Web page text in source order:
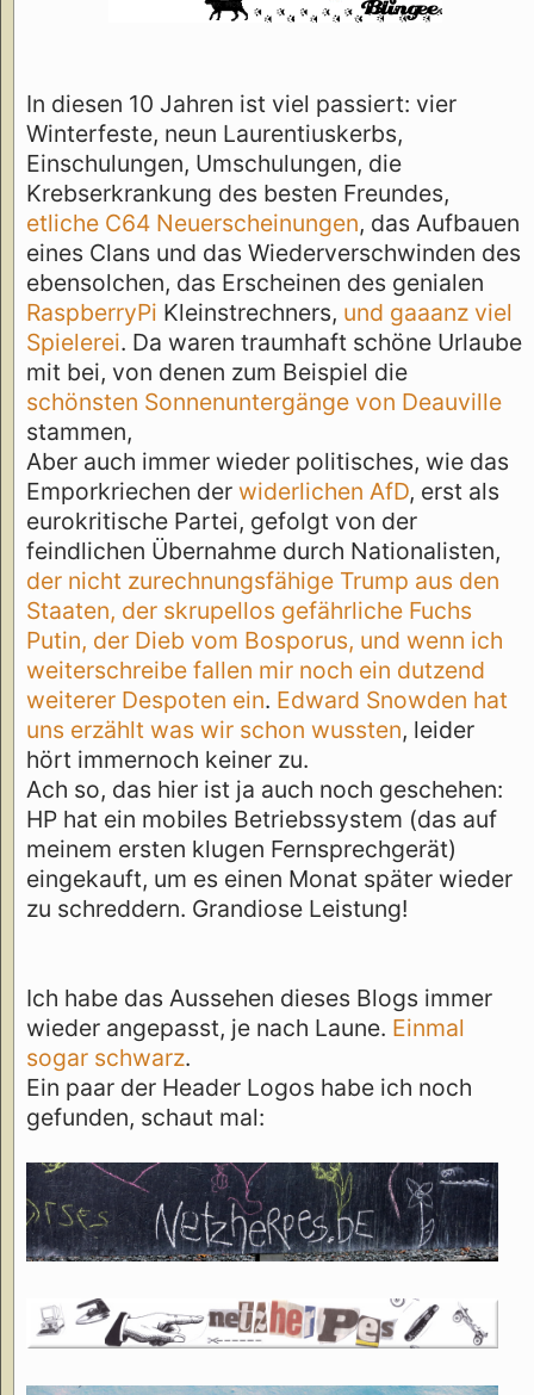
In diesen 10 Jahren ist viel passiert: vier
Winterfeste, neun Laurentiuskerbs,
Einschulungen, Umschulungen, die
Krebserkrankung des besten Freundes,
etliche C64 Neuerscheinungen, das Aufbauen
eines Clans und das Wiederverschwinden des
ebensolchen, das Erscheinen des genialen
RaspberryPi Kleinstrechners, und gaaanz viel
Spielerei. Da waren traumhaft schöne Urlaube
mit bei, von denen zum Beispiel die
schönsten Sonnenuntergänge von Deauville
stammen,
Aber auch immer wieder politisches, wie das
Emporkriechen der widerlichen AfD, erst als
eurokritische Partei, gefolgt von der
feindlichen Übernahme durch Nationalisten,
der nicht zurechnungsfähige Trump aus den
Staaten, der skrupellos gefährliche Fuchs
Putin, der Dieb vom Bosporus, und wenn ich
weiterschreibe fallen mir noch ein dutzend
weiterer Despoten ein. Edward Snowden hat
uns erzählt was wir schon wussten, leider
hört immernoch keiner zu.
Ach so, das hier ist ja auch noch geschehen:
HP hat ein mobiles Betriebssystem (das auf
meinem ersten klugen Fernsprechgerät)
eingekauft, um es einen Monat später wieder
zu schreddern. Grandiose Leistung!
Ich habe das Aussehen dieses Blogs immer
wieder angepasst, je nach Laune. Einmal
sogar schwarz.
Ein paar der Header Logos habe ich noch
gefunden, schaut mal: